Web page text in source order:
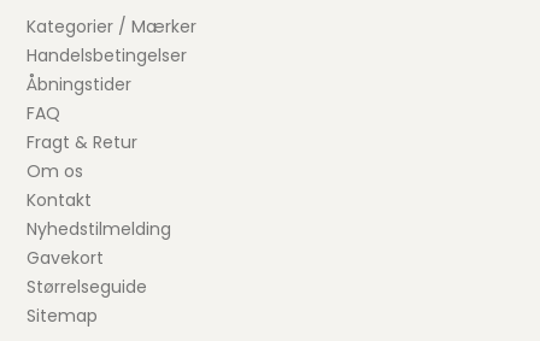
Kategorier / Mærker
Handelsbetingelser
Åbningstider
FAQ
Fragt & Retur
Om os
Kontakt
Nyhedstilmelding
Gavekort
Størrelseguide
Sitemap